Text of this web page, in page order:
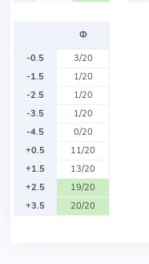
Ф
-0.5
3/20
-1.5
1/20
-2.5
1/20
-3.5
1/20
-4.5
0/20
+0.5
11/20
+1.5
13/20
+2.5
19/20
+3.5
20/20